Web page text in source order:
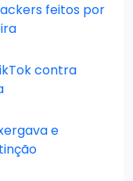
feitos por
contra
e